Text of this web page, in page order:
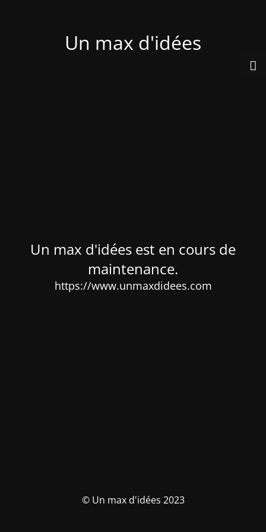
Un max d'idées
Un max d'idées est en cours de
maintenance.
https://www.unmaxdidees.com
© Un max d'idées 2023